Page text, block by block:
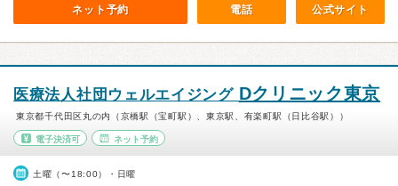
ネット予約 電話 公式サイト
医療法人社団ウェルエイジング Dクリニック東京
東京都千代田区丸の内（京橋駅（宝町駅）、東京駅、有楽町駅（日比谷駅））
電子決済可 ネット予約
土曜（〜18:00）・日曜